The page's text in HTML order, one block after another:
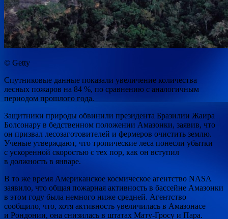
© Getty
Спутниковые данные показали увеличение количества
лесных пожаров на 84 %, по сравнению с аналогичным
периодом прошлого года.
Защитники природы обвинили президента Бразилии Жаира
Болсонару в бедственном положении Амазонки, заявив, что
он призвал лесозаготовителей и фермеров очистить землю.
Ученые утверждают, что тропические леса понесли убытки
с ускоренной скоростью с тех пор, как он вступил
в должность в январе.
В то же время Американское космическое агентство NASA
заявило, что общая пожарная активность в бассейне Амазонки
в этом году была немного ниже средней. Агентство
сообщило, что, хотя активность увеличилась в Амазонасе
и Рондонии, она снизилась в штатах Мату-Гросу и Пара.